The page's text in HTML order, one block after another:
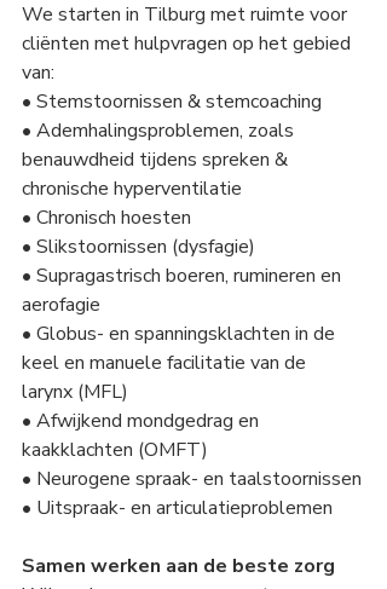
We starten in Tilburg met ruimte voor
cliënten met hulpvragen op het gebied
van:
• Stemstoornissen & stemcoaching
• Ademhalingsproblemen, zoals
benauwdheid tijdens spreken &
chronische hyperventilatie
• Chronisch hoesten
• Slikstoornissen (dysfagie)
• Supragastrisch boeren, rumineren en
aerofagie
• Globus- en spanningsklachten in de
keel en manuele facilitatie van de
larynx (MFL)
• Afwijkend mondgedrag en
kaakklachten (OMFT)
• Neurogene spraak- en taalstoornissen
• Uitspraak- en articulatieproblemen
Samen werken aan de beste zorg